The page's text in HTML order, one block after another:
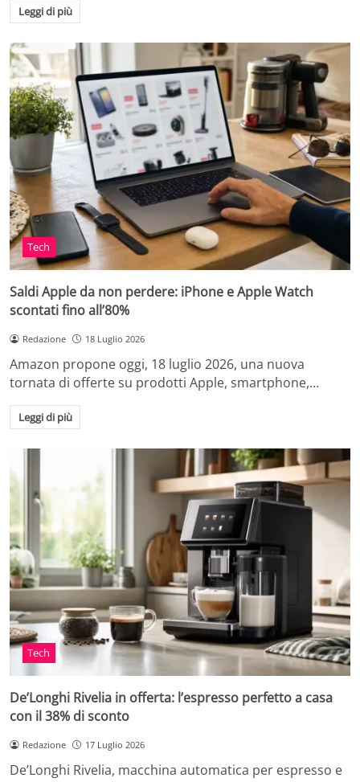
Leggi di più
Tech
Saldi Apple da non perdere: iPhone e Apple Watch
scontati fino all’80%
Redazione 18 Luglio 2026
Amazon propone oggi, 18 luglio 2026, una nuova
tornata di offerte su prodotti Apple, smartphone,…
Leggi di più
Tech
De’Longhi Rivelia in offerta: l’espresso perfetto a casa
con il 38% di sconto
Redazione 17 Luglio 2026
De’Longhi Rivelia, macchina automatica per espresso e